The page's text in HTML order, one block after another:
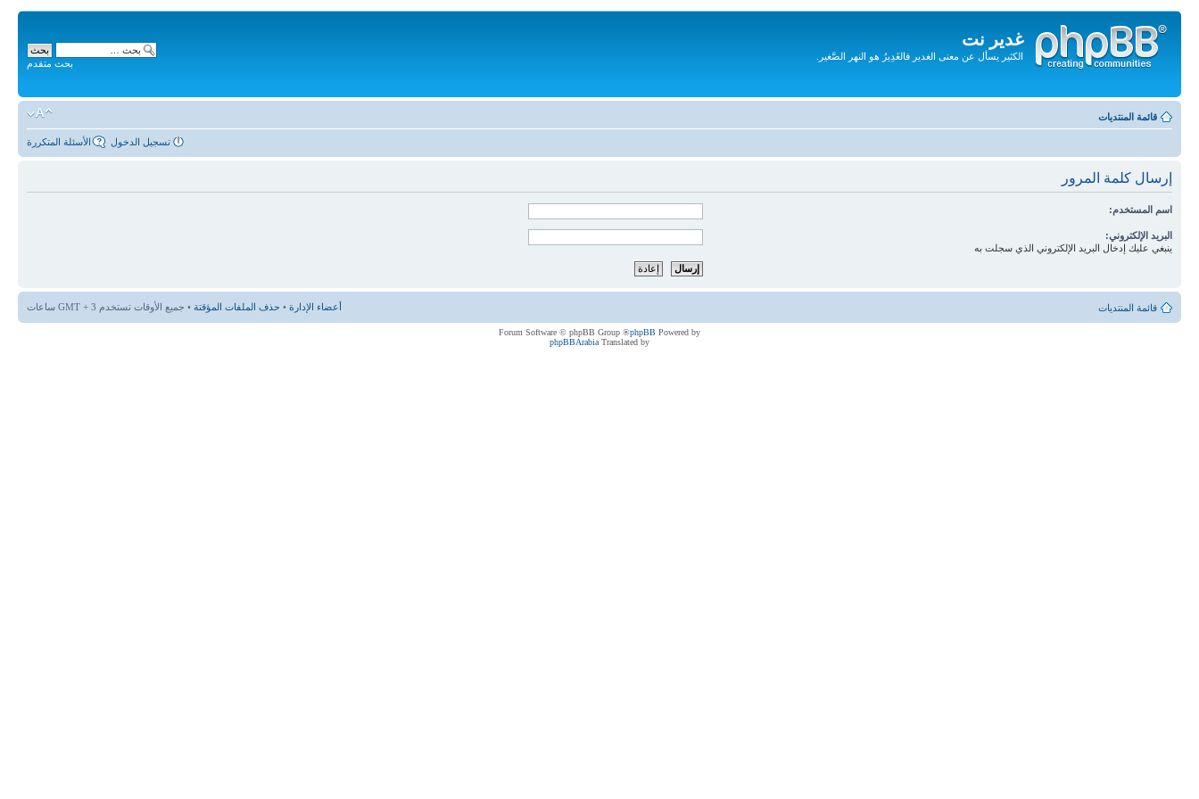
غدير نت
الكثير يسأل عن معنى الغدير فالغَدِيرُ هو النهر الصَّغير.
المحتويات
بحث متقدم
قائمة المنتديات
الأسئلة المتكررة تسجيل الدخول
إرسال كلمة المرور
اسم المستخدم:
البريد الإلكتروني:
ينبغي عليك إدخال البريد الإلكتروني الذي سجلت به
قائمة المنتديات أعضاء الإدارة • حذف الملفات المؤقتة • جميع الأوقات تستخدم GMT + 3 ساعات
Powered by
phpBB
® Forum Software © phpBB Group
Translated by
phpBBArabia